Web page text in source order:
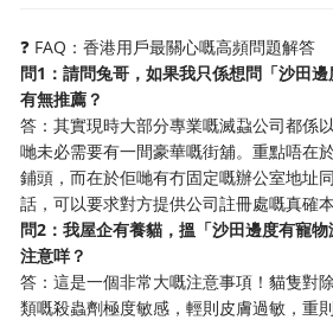
❓ FAQ：香港用戶最關心嘅高頻問題解答
問1：請問兔哥，如果我只係想問「沙田邊
有無推薦？
答：其實現時大部分專業嘅滅蝨公司都係
哋未必需要有一間豪華嘅街舖。重點唔在
鋪頭，而在於佢哋有冇固定嘅辦公室地址
話，可以要求對方提供公司註冊處嘅真確本
問2：我屋企有養貓，搵「沙田邊度有寵
注意咩？
答：這是一個非常大嘅注意事項！貓隻對
類嘅殺蟲劑極度敏感，輕則皮膚過敏，重